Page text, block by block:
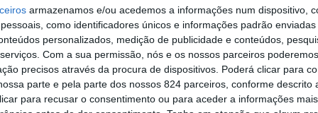
armazenamos e/ou acedemos a informações num dispositivo,
como identificadores únicos e informações padrão
personalizados, medição de publicidade e conteúdos,
Com a sua permissão, nós e os nossos parceiros
precisos através da procura de dispositivos. Poderá clicar para
parte e pela parte dos nossos 824 parceiros, conforme descrito
para recusar o consentimento ou para aceder a informações
o profissional não apenas verifica a saúde da boca,
de biberão, chupeta ou sucção do dedo. Esta análise
dentária, prevenindo o aparecimento de alterações